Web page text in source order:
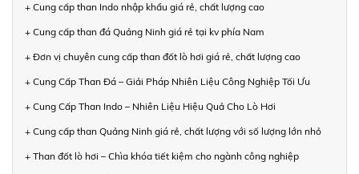
+ Cung cấp than Indo nhập khẩu giá rẻ, chất lượng cao
+ Cung cấp than đá Quảng Ninh giá rẻ tại kv phía Nam
+ Đơn vị chuyên cung cấp than đốt lò hơi giá rẻ, chất lượng cao
+ Cung Cấp Than Đá – Giải Pháp Nhiên Liệu Công Nghiệp Tối Ưu
+ Cung Cấp Than Indo – Nhiên Liệu Hiệu Quả Cho Lò Hơi
+ Cung cấp than Quảng Ninh giá rẻ, chất lượng với số lượng lớn nhỏ
+ Than đốt lò hơi – Chìa khóa tiết kiệm cho ngành công nghiệp